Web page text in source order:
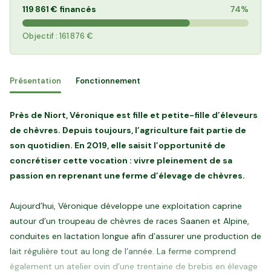
119 861 € financés 74%
Objectif : 161 876 €
Présentation Fonctionnement
Près de Niort, Véronique est fille et petite-fille d’éleveurs
de chèvres. Depuis toujours, l’agriculture fait partie de
son quotidien. En 2019, elle saisit l’opportunité de
concrétiser cette vocation : vivre pleinement de sa
passion en reprenant une ferme d’élevage de chèvres.
Aujourd’hui, Véronique développe une exploitation caprine
autour d’un troupeau de chèvres de races Saanen et Alpine,
conduites en lactation longue afin d’assurer une production de
lait régulière tout au long de l’année. La ferme comprend
également un atelier ovin d’une trentaine de brebis en élevage